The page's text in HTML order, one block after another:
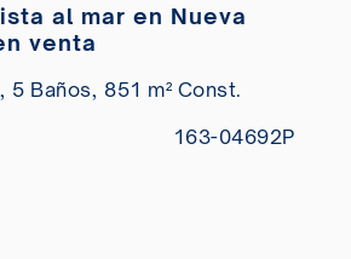
al mar en Nueva
venta
5 Baños, 851 m² Const.
163-04692P